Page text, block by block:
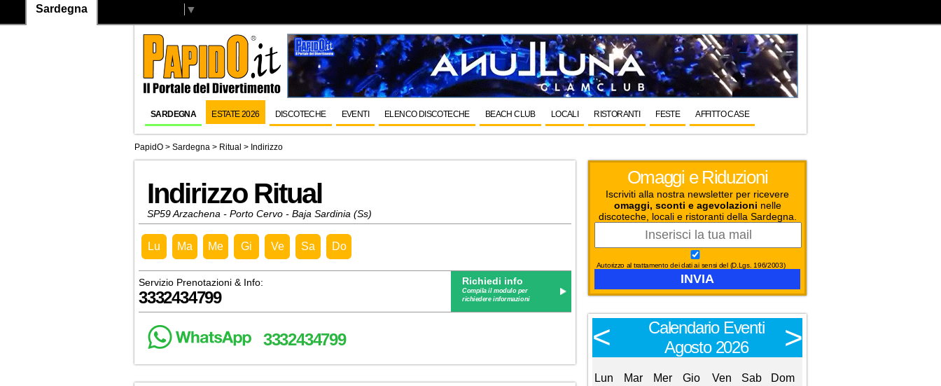
Sardegna ▼
SARDEGNA ESTATE 2026 DISCOTECHE EVENTI ELENCO DISCOTECHE BEACH CLUB LOCALI RISTORANTI FESTE AFFITTO CASE
PapidO > Sardegna > Ritual > Indirizzo
Indirizzo Ritual
SP59 Arzachena - Porto Cervo - Baja Sardinia (Ss)
Lu Ma Me Gi Ve Sa Do
Servizio Prenotazioni & Info:
3332434799
Richiedi info
Compila il modulo per
richiedere informazioni
3332434799
Omaggi e Riduzioni
Iscriviti alla nostra newsletter per ricevere
omaggi, sconti e agevolazioni nelle
discoteche, locali e ristoranti della Sardegna.
Autorizzo al trattamento dei dati ai sensi del (D.Lgs. 196/2003)
<
Calendario Eventi
Agosto 2026
>
Lun Mar Mer Gio Ven Sab
Dom